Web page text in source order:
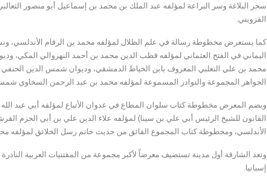
سحر البلاغة وسر البراعة لمؤلفه عبد الملك بن محمد بن إسماعيل أبو منصور
القزويني.
كما يستعرض مخطوطة رسالة في علم الظلال لمؤلفه محمد بن الرقام الأندلسي،
اليماني في الفتح العثماني لمؤلفه قطب الدين محمد بن أحمد النهروالي المكي،
محمد بن علي التغلبي المعروف بابن الخياط الدمشقي، وديوان شمس الدين
الجواهر المجموعة والنوادر المسموعة لمؤلفه محمد بن عبد الرحمن السخاوي
ويضم المعرض مخطوطة كتاب سلوان المطاع في عدوان الأتباع لمؤلفه أبي عبد
القانون للشيخ الرئيس أبي علي بن سينا) لمؤلفه علاء الدين علي بن أبي الحزم
الأندلسي، ومخطوطة كتاب المجموع الفائق من حديث خاتم رسل الخلائق لمؤلفه
وتعد الشارقة أول مدينة تستضيف معرضاً لأكبر مجموعة من المقتنيات العربية
إسبانيا.